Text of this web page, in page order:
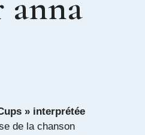
» interprétée
de la chanson